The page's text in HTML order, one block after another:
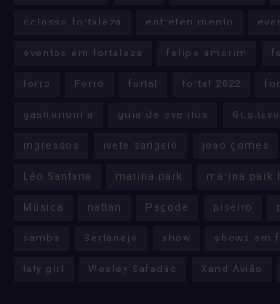
colosso fortaleza entretenimento
eventos em fortaleza felipe amorim
forro Forró fortal fortal 2022
gastronomia guia de eventos
ingressos ivete sangalo joão gomes
Léo Santana marina park marina park
Música nattan Pagode piseiro
samba Sertanejo show shows em
taty girl Wesley Safadão Xand Avião